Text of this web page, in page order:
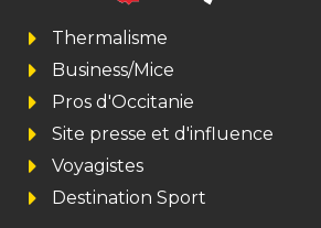
Thermalisme
Business/Mice
Pros d'Occitanie
Site presse et d'influence
Voyagistes
Destination Sport